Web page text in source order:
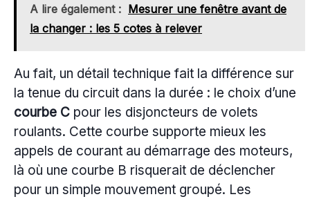
A lire également : Mesurer une fenêtre avant de
la changer : les 5 cotes à relever
Au fait, un détail technique fait la différence sur
la tenue du circuit dans la durée : le choix d’une
courbe C pour les disjoncteurs de volets
roulants. Cette courbe supporte mieux les
appels de courant au démarrage des moteurs,
là où une courbe B risquerait de déclencher
pour un simple mouvement groupé. Les